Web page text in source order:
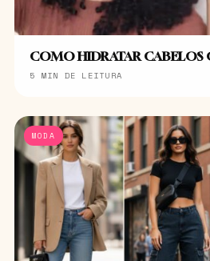
COMO HIDRATAR CABELOS
5 MIN DE LEITURA
MODA